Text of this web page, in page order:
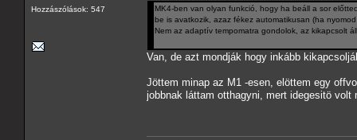
Hozzászólások: 547
MK4-ben van olyan funkció, hogy ha beáll a sor
be is avatkozik, azaz fékez automatikusan (ha
Nem az adaptív tempomatra gondolok, az kikapcsolt
Van, de azt mondják hogy inkább
Jöttem minap az M1 -esen, elöttem egy
jobbnak láttam otthagyni, mert idegesitö volt